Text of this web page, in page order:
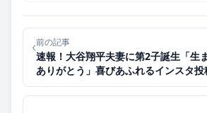
‹前の記事
速報！大谷翔平夫妻に第2子誕生「生
ありがとう」喜びあふれるインスタ